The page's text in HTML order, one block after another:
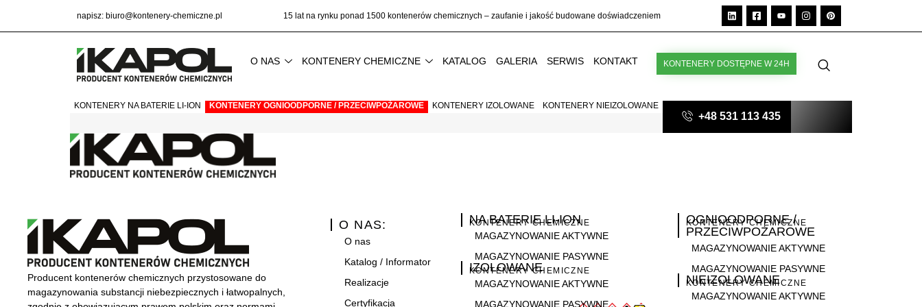
napisz: biuro@kontenery-chemiczne.pl 15 latna rynku ponad 1500 kontenerów chemicznych – zaufanie i jakość budowane doświadczeniem
O NAS KONTENERY CHEMICZNE KATALOG GALERIA SERWIS KONTAKT KONTENERY DOSTĘPNE W 24H
KONTENERY NA BATERIE LI-ION KONTENERY OGNIOODPORNE / PRZECIWPOŻAROWE KONTENERY IZOLOWANE KONTENERY NIEIZOLOWANE
+48 531 113 435
Producent kontenerów chemicznych przystosowane do
magazynowania substancji niebezpiecznych i łatwopalnych,
O NAS:
O nas
Katalog / Informator
Realizacje
Certyfikacja
KONTENERY CHEMICZNE
NA BATERIE LI-ION
MAGAZYNOWANIE AKTYWNE
MAGAZYNOWANIE PASYWNE
KONTENERY CHEMICZNE
IZOLOWANE
MAGAZYNOWANIE AKTYWNE
MAGAZYNOWANIE PASYWNE
KONTENERY CHEMICZNE
OGNIOODPORNE /
PRZECIWPOŻAROWE
MAGAZYNOWANIE AKTYWNE
MAGAZYNOWANIE PASYWNE
KONTENERY CHEMICZNE
NIEIZOLOWANE
MAGAZYNOWANIE AKTYWNE